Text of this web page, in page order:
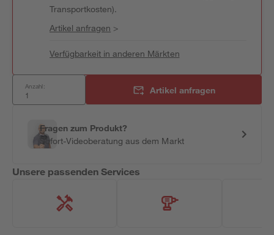
Transportkosten).
Artikel anfragen >
Verfügbarkeit in anderen Märkten
Anzahl: Artikel anfragen
Fragen zum Produkt?
Sofort-Videoberatung aus dem Markt
Unsere passenden Services